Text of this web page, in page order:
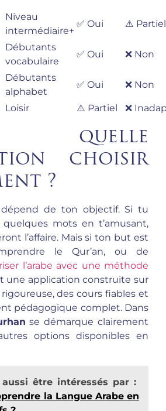
Niveau
intermédiaire+
✅ Oui ⚠️
Débutants
vocabulaire
✅ Oui ❌ Non
Débutants
alphabet
✅ Oui ❌ Non
Loisir ⚠️ Partiel ❌
quelle
choisir
?
de ton objectif. Si tu
mots en t’amusant,
l’affaire. Mais si ton but est
le Qur’an, ou de
l’arabe avec une méthode
une application construite sur
des cours fiables et
pédagogique complet. Dans
se démarque clairement
options disponibles en
aussi être intéressés par :
la Langue Arabe en